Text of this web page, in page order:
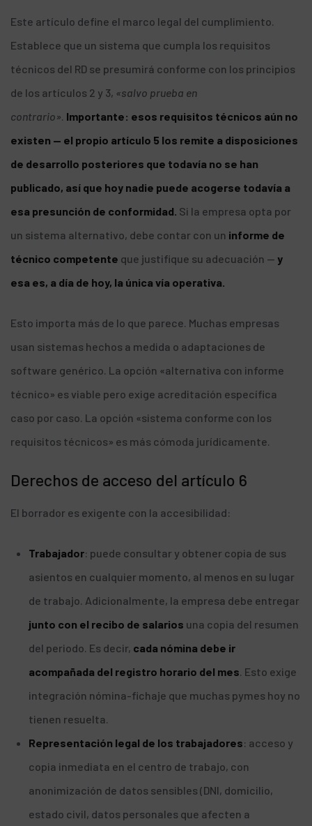
Este artículo define el marco legal del cumplimiento.
Establece que un sistema que cumpla los requisitos
técnicos del RD se presumirá conforme con los principios
de los artículos 2 y 3, «salvo prueba en
contrario». Importante: esos requisitos técnicos aún no
existen — el propio artículo 5 los remite a disposiciones
de desarrollo posteriores que todavía no se han
publicado, así que hoy nadie puede acogerse todavía a
esa presunción de conformidad. Si la empresa opta por
un sistema alternativo, debe contar con un informe de
técnico competente que justifique su adecuación — y
esa es, a día de hoy, la única vía operativa.
Esto importa más de lo que parece. Muchas empresas
usan sistemas hechos a medida o adaptaciones de
software genérico. La opción «alternativa con informe
técnico» es viable pero exige acreditación específica
caso por caso. La opción «sistema conforme con los
requisitos técnicos» es más cómoda jurídicamente.
Derechos de acceso del artículo 6
El borrador es exigente con la accesibilidad:
Trabajador: puede consultar y obtener copia de sus
asientos en cualquier momento, al menos en su lugar
de trabajo. Adicionalmente, la empresa debe entregar
junto con el recibo de salarios una copia del resumen
del periodo. Es decir, cada nómina debe ir
acompañada del registro horario del mes. Esto exige
integración nómina-fichaje que muchas pymes hoy no
tienen resuelta.
Representación legal de los trabajadores: acceso y
copia inmediata en el centro de trabajo, con
anonimización de datos sensibles (DNI, domicilio,
estado civil, datos personales que afecten a